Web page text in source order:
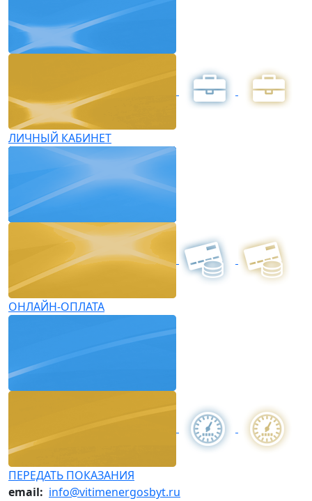
ЛИЧНЫЙ КАБИНЕТ
ОНЛАЙН-ОПЛАТА
ПЕРЕДАТЬ ПОКАЗАНИЯ
email: info@vitimenergosbyt.ru